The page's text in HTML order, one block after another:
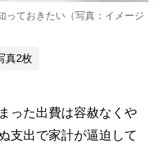
っておきたい（写真：イメージ
真2枚
った出費は容赦なくや
支出で家計が逼迫して